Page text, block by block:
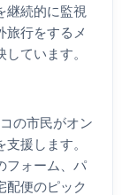
継続的に監視
旅行をする メ
ています。
の市民がオン
支援します。
フォーム、パ
配便のピック